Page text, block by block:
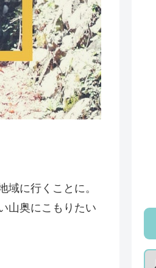
に行くことに。
山奥にこもりたい